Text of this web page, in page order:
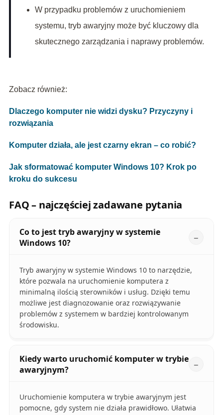
W przypadku problemów z uruchomieniem
systemu, tryb awaryjny może być kluczowy dla
skutecznego zarządzania i naprawy problemów.
Zobacz również:
Dlaczego komputer nie widzi dysku? Przyczyny i
rozwiązania
Komputer działa, ale jest czarny ekran – co robić?
Jak sformatować komputer Windows 10? Krok po
kroku do sukcesu
FAQ – najczęściej zadawane pytania
Co to jest tryb awaryjny w systemie
Windows 10?
Tryb awaryjny w systemie Windows 10 to narzędzie,
które pozwala na uruchomienie komputera z
minimalną ilością sterowników i usług. Dzięki temu
możliwe jest diagnozowanie oraz rozwiązywanie
problemów z systemem w bardziej kontrolowanym
środowisku.
Kiedy warto uruchomić komputer w trybie
awaryjnym?
Uruchomienie komputera w trybie awaryjnym jest
pomocne, gdy system nie działa prawidłowo. Ułatwia